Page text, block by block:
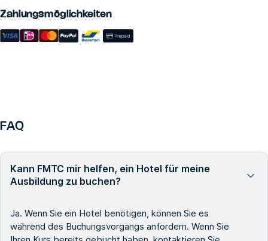
Zahlungsmöglichkeiten
FAQ
Kann FMTC mir helfen, ein Hotel für meine
Ausbildung zu buchen?
Ja. Wenn Sie ein Hotel benötigen, können Sie es
während des Buchungsvorgangs anfordern. Wenn Sie